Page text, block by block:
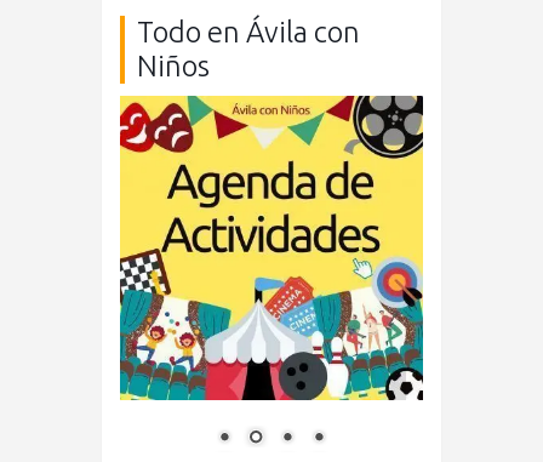
Todo en Ávila con
Niños